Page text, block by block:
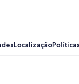
LocalizaçãoPolíticas